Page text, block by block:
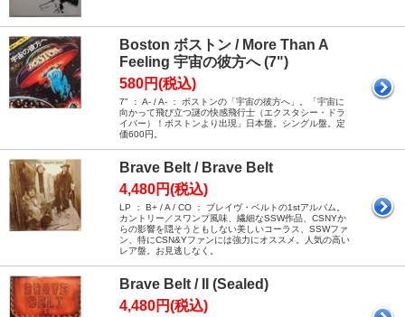
Boston ボストン / More Than A
Feeling 宇宙の彼方へ (7")
580円(税込)
7" ： A- / A- ： ボストンの「宇宙の彼方へ」。「宇宙に
向かって飛び立つ謎の快感飛行士（エクスタシー・ドラ
イバー）！ボストンより出現」日本盤。シングル盤。定
価600円。
Brave Belt / Brave Belt
4,480円(税込)
LP ： B+ / A / CO ： ブレイヴ・ベルトの1stアルバム。
カントリー／スワンプ風味、繊細なSSW作品、CSNYか
らの影響を隠そうともしない美しいコーラス、SSWファ
ン、特にCSN&Yファンには強力にオススメ。人気の高い
レア盤。お見逃しなく。
Brave Belt / II (Sealed)
4,480円(税込)